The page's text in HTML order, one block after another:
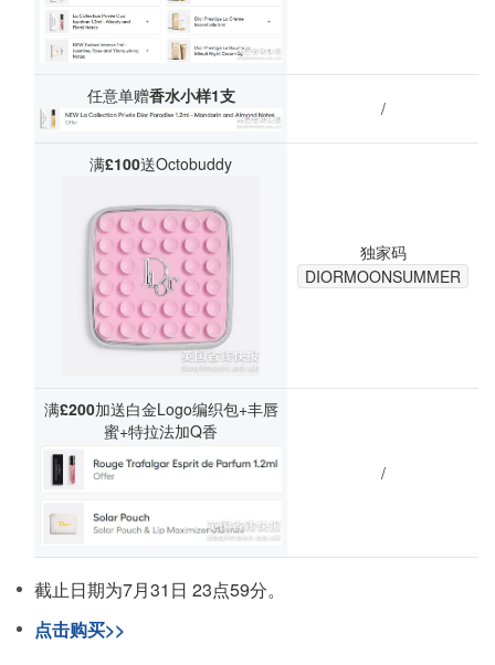
任意单赠香水小样1支
/
满£100送Octobuddy
独家码
DIORMOONSUMMER
满£200加送白金Logo编织包+丰唇
蜜+特拉法加Q香
/
截止日期为7月31日 23点59分。
点击购买>>